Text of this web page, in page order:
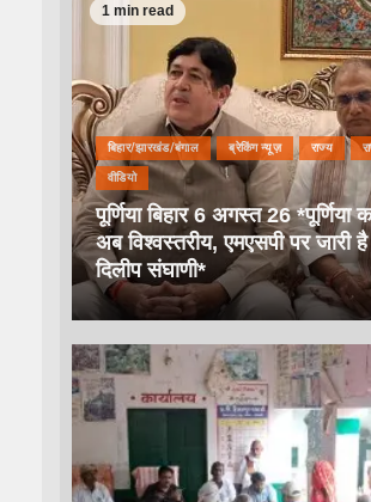
1 min read
बिहार/झारखंड/बंगाल ब्रेकिंग न्यूज़ राज्य
वीडियो
पूर्णिया बिहार 6 अगस्त 26 *पूर्णिया
अब विश्वस्तरीय, एमएसपी पर जारी है
दिलीप संघाणी*